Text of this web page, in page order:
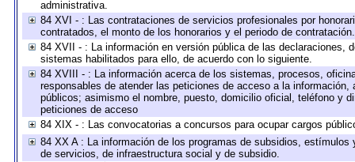
administrativa.
84 XVI - : Las contrataciones de servicios profesionales por
contratados, el monto de los honorarios y el periodo de contratación.
84 XVII - : La información en versión pública de las
sistemas habilitados para ello, de acuerdo con lo siguiente.
84 XVIII - : La información acerca de los sistemas, procesos,
responsables de atender las peticiones de acceso a la
públicos; asimismo el nombre, puesto, domicilio oficial, teléfono y
peticiones de acceso
84 XIX - : Las convocatorias a concursos para ocupar cargos
84 XX A : La información de los programas de subsidios,
de servicios, de infraestructura social y de subsidio.